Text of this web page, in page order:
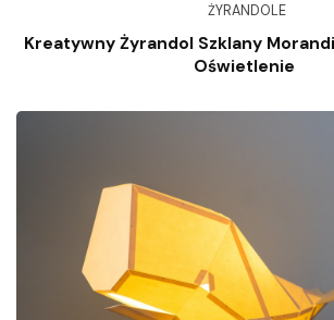
ŻYRANDOLE
Kreatywny Żyrandol Szklany
Oświetlenie